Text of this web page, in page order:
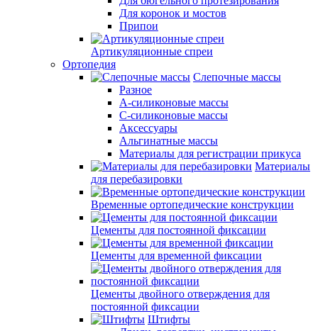
Для коронок и мостов
Припои
Артикуляционные спреи
Ортопедия
Слепочные массы
Разное
А-силиконовые массы
С-силиконовые массы
Аксессуары
Альгинатные массы
Материалы для регистрации прикуса
Материалы
для перебазировки
Временные ортопедические конструкции
Цементы для постоянной фиксации
Цементы для временной фиксации
Цементы двойного отверждения для
постоянной фиксации
Штифты